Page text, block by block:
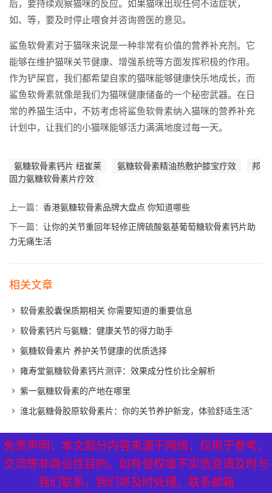
后，要持续观察猫咪的反应。如果猫咪出现任何不适症状，
如、等，要及时停止喂食并咨询兽医的意见。
鲨鱼软骨素对于猫咪来说是一种非常有价值的营养补充剂。它
能够在维护猫咪关节健康、增强系统等方面发挥积极的作用。
作为铲屎官，我们都希望自家的猫咪能够健康快乐地成长，而
鲨鱼软骨素就像是我们为猫咪健康储备的一个秘密武器。在日
常的养猫生活中，不妨考虑将鲨鱼软骨素纳入猫咪的营养补充
计划中，让我们的小猫咪能够活力满满地度过每一天。
氨糖软骨素钙片 纽崔莱 氨糖软骨素精油热敷护膝宝疗效
邦
固力氨糖软骨素片疗效
上一篇： 香港氨糖软骨素品牌大盘点 你知道哪些
下一篇： 让你的关节重回年轻修正牌硫酸氨基葡萄糖软骨素钙片助
力无痛生活
相关文章
软骨素胶囊保质期相关 你需要知道的重要信息
软骨素钙片与氨糖：健康关节的得力助手
氨糖软骨素片 养护关节健康的优质选择
雍寿堂氨糖软骨素钙片测评：效果成分性价比全解析
紫一氨糖软骨素的产地在哪里
淮北氨糖骨胶原软骨素片：你的关节养护新宠，体验舒适生活”
免责声明：本文部分内容来源于网络，仅用于参考、
交流等非商业性目的。如有侵权或不实信息请及时与
我们联系，我们将及时处理。联系邮箱
XML地图| 网站地图 热点关注
免责声明：本文部分内容来源于网络，仅用于参考、
交流等非商业性目的。如有侵权或不实信息请及时与
我们联系，我们将及时处理。联系邮箱